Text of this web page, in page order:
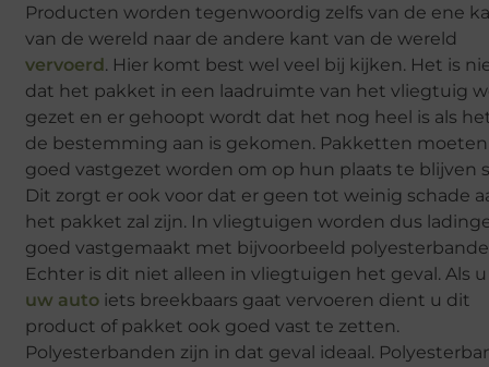
Producten worden tegenwoordig zelfs van de ene
van de wereld naar de andere kant van de wereld
vervoerd. Hier komt best wel veel bij kijken. Het is
dat het pakket in een laadruimte van het vliegtuig
gezet en er gehoopt wordt dat het nog heel is als
de bestemming aan is gekomen. Pakketten moeten
goed vastgezet worden om op hun plaats te blijven
Dit zorgt er ook voor dat er geen tot weinig schade
het pakket zal zijn. In vliegtuigen worden dus
goed vastgemaakt met bijvoorbeeld
Echter is dit niet alleen in vliegtuigen het geval. Als
uw auto iets breekbaars gaat vervoeren dient u dit
product of pakket ook goed vast te zetten.
Polyesterbanden zijn in dat geval ideaal.